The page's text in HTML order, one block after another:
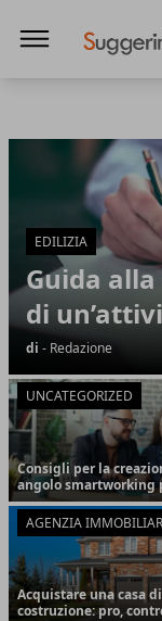
Articoli in Evidenza
EDILIZIA
Guida
di
di - Redazione
UNCATEGORIZED
Consigli per la
angolo smartworking
AGENZIA
Acquistare una casa
costruzione: pro,